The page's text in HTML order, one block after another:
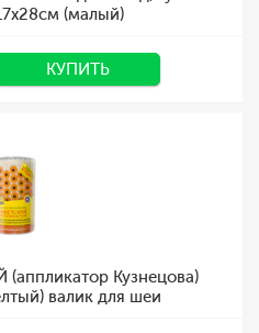
(малый)
КУПИТЬ
Кузнецова)
валик для шеи